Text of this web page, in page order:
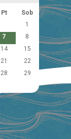
Pt
Sob
1
7
8
14
15
21
22
28
29